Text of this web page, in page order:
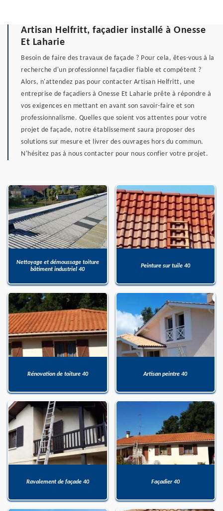
Artisan Helfritt, façadier installé à Onesse
Et Laharie
Besoin de faire des travaux de façade ? Pour cela, êtes-vous à la
recherche d'un professionnel façadier fiable et compétent ?
Alors, n'attendez pas pour contacter Artisan Helfritt, une
entreprise de façadiers à Onesse Et Laharie prête à répondre à
vos exigences en mettant en avant son savoir-faire et son
professionnalisme. Quelles que soient vos attentes pour votre
projet de façade, notre établissement saura proposer des
solutions sur mesure et livrer des ouvrages hors du commun.
N'hésitez pas à nous contacter pour nous confier votre projet.
Nettoyage et démoussage toiture
bâtiment industriel 40
Peinture sur tuile 40
Rénovation de toiture 40 Artisan peintre 40
Ravalement de façade 40 Façadier 40